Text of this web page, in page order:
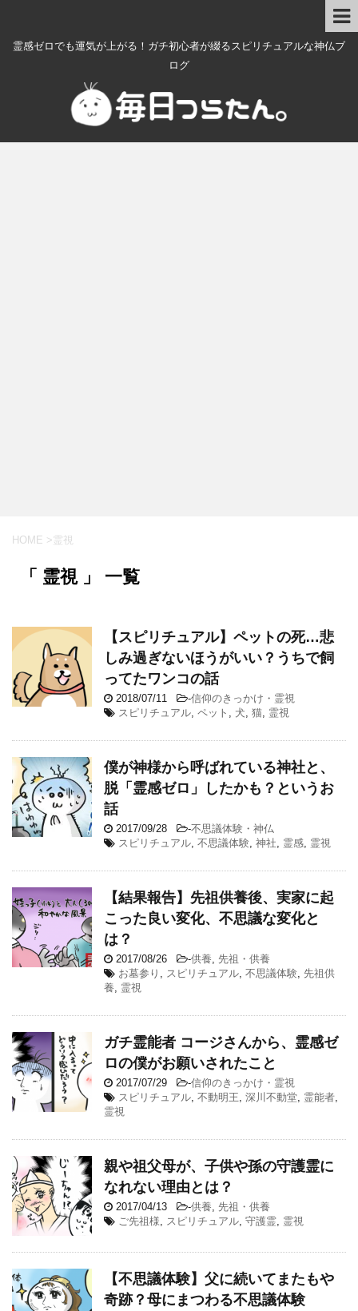
霊感ゼロでも運気が上がる！ガチ初心者が綴るスピリチュアルな神仏ブ
ログ
HOME >霊視
「 霊視 」 一覧
【スピリチュアル】ペットの死…悲
しみ過ぎないほうがいい？うちで飼
ってたワンコの話
2018/07/11 -信仰のきっかけ・霊視
スピリチュアル, ペット , 犬, 猫, 霊視
僕が神様から呼ばれている神社と、
脱「霊感ゼロ」したかも？というお
話
2017/09/28 -不思議体験・神仏
スピリチュアル, 不思議体験, 神社, 霊感, 霊視
【結果報告】先祖供養後、実家に起
こった良い変化、不思議な変化と
は？
2017/08/26 -供養, 先祖・供養
お墓参り , スピリチュアル, 不思議体験, 先祖供
養, 霊視
ガチ霊能者 コージさんから、霊感ゼ
ロの僕がお願いされたこと
2017/07/29 -信仰のきっかけ・霊視
スピリチュアル, 不動明王, 深川不動堂, 霊能者,
霊視
親や祖父母が、子供や孫の守護霊に
なれない理由とは？
2017/04/13 -供養, 先祖・供養
ご先祖様, スピリチュアル, 守護霊, 霊視
【不思議体験】父に続いてまたもや
奇跡？母にまつわる不思議体験